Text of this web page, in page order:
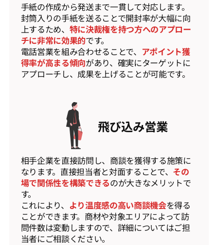
手紙の作成から発送まで一貫して対応します。
封筒入りの手紙を送ることで開封率が大幅に向
上するため、 特に決裁権を持つ方へのアプロー
チに非常に効果的です。
電話営業を組み合わせることで、 アポイント獲
得率が高まる傾向があり、確実にターゲットに
アプローチし、成果を上げることが可能です。
飛び込み営業
相手企業を直接訪問し、商談を獲得する施策に
なります。直接担当者と対面することで、 その
場で関係性を構築できるのが大きなメリットで
す。
これにより、 より温度感の高い商談機会を得る
ことができます。商材や対象エリアによって訪
問件数は変動しますので、詳細についてはご担
当者にご相談ください。